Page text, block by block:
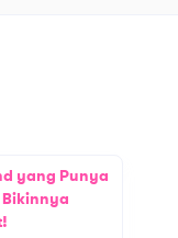
yang Punya